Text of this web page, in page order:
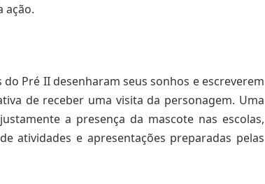
ação.
Pré II desenharam seus sonhos e escreverem
de receber uma visita da personagem. Uma
a presença da mascote nas escolas,
atividades e apresentações preparadas pelas